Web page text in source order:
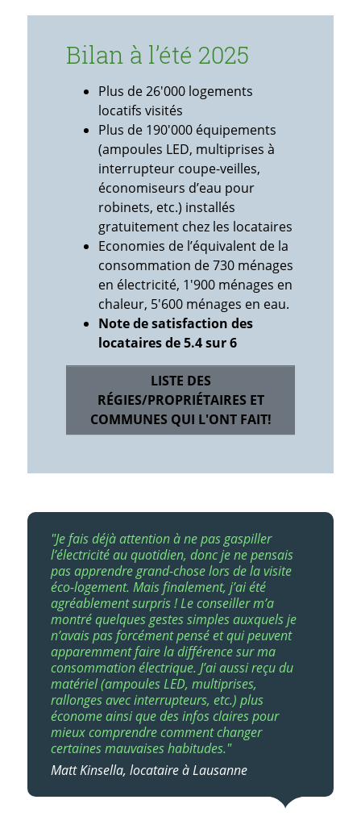
Bilan à l’été 2025
Plus de 26'000 logements
locatifs visités
Plus de 190'000 équipements
(ampoules LED, multiprises à
interrupteur coupe-veilles,
économiseurs d’eau pour
robinets, etc.) installés
gratuitement chez les locataires
Economies de l’équivalent de la
consommation de 730 ménages
en électricité, 1'900 ménages en
chaleur, 5'600 ménages en eau.
Note de satisfaction des
locataires de 5.4 sur 6
LISTE DES
RÉGIES/PROPRIÉTAIRES ET
COMMUNES QUI L'ONT FAIT!
"Je fais déjà attention à ne pas gaspiller
l’électricité au quotidien, donc je ne pensais
pas apprendre grand-chose lors de la visite
éco-logement. Mais finalement, j’ai été
agréablement surpris ! Le conseiller m’a
montré quelques gestes simples auxquels je
n’avais pas forcément pensé et qui peuvent
apparemment faire la différence sur ma
consommation électrique. J’ai aussi reçu du
matériel (ampoules LED, multiprises,
rallonges avec interrupteurs, etc.) plus
économe ainsi que des infos claires pour
mieux comprendre comment changer
certaines mauvaises habitudes."
Matt Kinsella, locataire à Lausanne